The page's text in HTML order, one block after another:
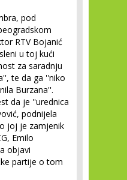
pod
RTV Bojanić
u toj kući
za saradnju
te da ga ''niko
Burzana''.
da je ''urednica
podnijela
joj je zamjenik
Emilo
objavi
partije o tom